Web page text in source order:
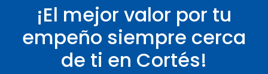
¡El mejor valor por tu
empeño siempre cerca
de ti en Cortés!